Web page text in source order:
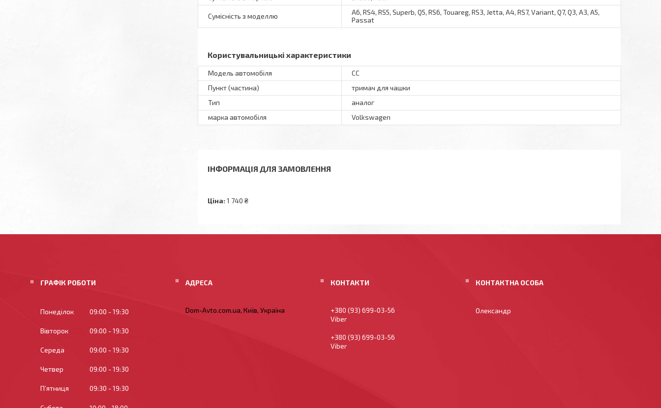
Сумісність з моделлю
A6, RS4, RS5, Superb, Q5, RS6, Touareg, RS3, Jetta, A4, RS7, Variant, Q7, Q3, A3, A5,
Passat
Користувальницькі характеристики
Модель автомобіля
CC
Пункт (частина)
тримач для чашки
Тип
аналог
марка автомобіля
Volkswagen
ІНФОРМАЦІЯ ДЛЯ ЗАМОВЛЕННЯ
Ціна: 1 740 ₴
ГРАФІК РОБОТИ
Понеділок 09:00 19:30
Вівторок 09:00 19:30
Середа 09:00 19:30
Четвер 09:00 19:30
Пʼятниця 09:30 19:30
Dom-Avto.com.ua, Київ, Україна
+380 (93) 699-03-56
Viber
+380 (93) 699-03-56
Viber
Олександр